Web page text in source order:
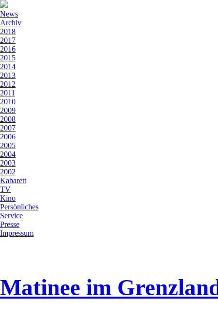
News
Archiv
2018
2017
2016
2015
2014
2013
2012
2011
2010
2009
2008
2007
2006
2005
2004
2003
2002
Kabarett
TV
Kino
Persönliches
Service
Presse
Impressum
Matinee im